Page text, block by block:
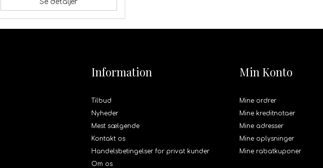
Se detaljer
Information
Tilbud
Nyheder
Mest sælgende
Kontakt os
Handelsbetingelser for privat kunder
Om os
Min Konto
Mine ordrer
Mine kreditnotaer
Mine adresser
Mine oplysninger
Mine rabatkuponer